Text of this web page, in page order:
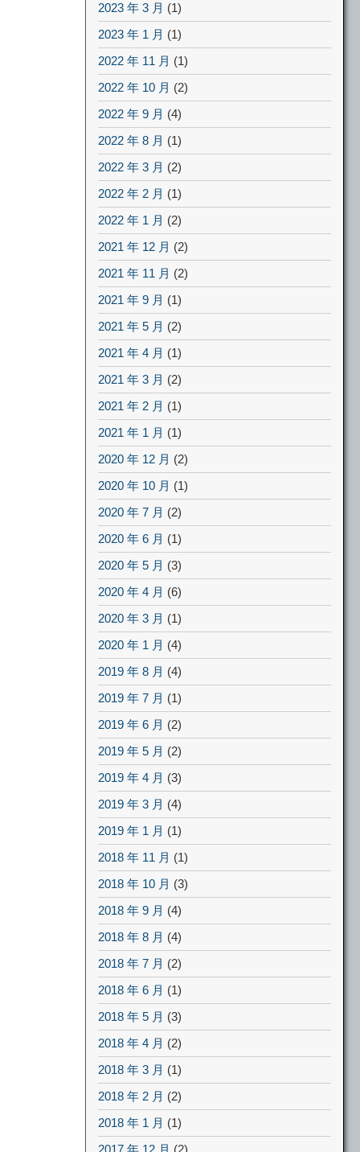
2023 年 3 月 (1)
2023 年 1 月 (1)
2022 年 11 月 (1)
2022 年 10 月 (2)
2022 年 9 月 (4)
2022 年 8 月 (1)
2022 年 3 月 (2)
2022 年 2 月 (1)
2022 年 1 月 (2)
2021 年 12 月 (2)
2021 年 11 月 (2)
2021 年 9 月 (1)
2021 年 5 月 (2)
2021 年 4 月 (1)
2021 年 3 月 (2)
2021 年 2 月 (1)
2021 年 1 月 (1)
2020 年 12 月 (2)
2020 年 10 月 (1)
2020 年 7 月 (2)
2020 年 6 月 (1)
2020 年 5 月 (3)
2020 年 4 月 (6)
2020 年 3 月 (1)
2020 年 1 月 (4)
2019 年 8 月 (4)
2019 年 7 月 (1)
2019 年 6 月 (2)
2019 年 5 月 (2)
2019 年 4 月 (3)
2019 年 3 月 (4)
2019 年 1 月 (1)
2018 年 11 月 (1)
2018 年 10 月 (3)
2018 年 9 月 (4)
2018 年 8 月 (4)
2018 年 7 月 (2)
2018 年 6 月 (1)
2018 年 5 月 (3)
2018 年 4 月 (2)
2018 年 3 月 (1)
2018 年 2 月 (2)
2018 年 1 月 (1)
2017 年 12 月 (2)